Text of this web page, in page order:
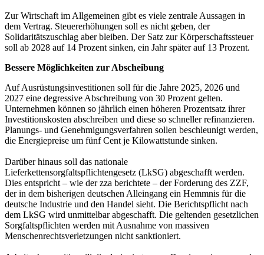
Zur Wirtschaft im Allgemeinen gibt es viele zentrale Aussagen in
dem Vertrag. Steuererhöhungen soll es nicht geben, der
Solidaritätszuschlag aber bleiben. Der Satz zur Körperschaftssteuer
soll ab 2028 auf 14 Prozent sinken, ein Jahr später auf 13 Prozent.
Bessere Möglichkeiten zur Abscheibung
Auf Ausrüstungsinvestitionen soll für die Jahre 2025, 2026 und
2027 eine degressive Abschreibung von 30 Prozent gelten.
Unternehmen können so jährlich einen höheren Prozentsatz ihrer
Investitionskosten abschreiben und diese so schneller refinanzieren.
Planungs- und Genehmigungsverfahren sollen beschleunigt werden,
die Energiepreise um fünf Cent je Kilowattstunde sinken.
Darüber hinaus soll das nationale
Lieferkettensorgfaltspflichtengesetz (LkSG) abgeschafft werden.
Dies entspricht – wie der zza berichtete – der Forderung des ZZF,
der in dem bisherigen deutschen Alleingang ein Hemmnis für die
deutsche Industrie und den Handel sieht. Die Berichtspflicht nach
dem LkSG wird unmittelbar abgeschafft. Die geltenden gesetzlichen
Sorgfaltspflichten werden mit Ausnahme von massiven
Menschenrechtsverletzungen nicht sanktioniert.